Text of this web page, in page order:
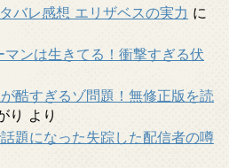
バレ感想 エリザベスの実力 に
ンは生きてる！衝撃すぎる伏
酷すぎるゾ問題！無修正版を読
り より
題になった失踪した配信者の噂